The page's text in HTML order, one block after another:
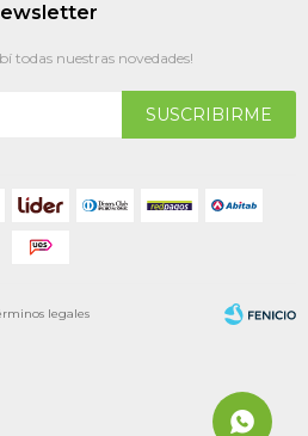
todas nuestras novedades!
SUSCRIBIRME
legales